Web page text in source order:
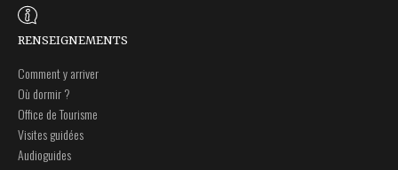
RENSEIGNEMENTS
Comment y arriver
Où dormir ?
Office de Tourisme
Visites guidées
Audioguides